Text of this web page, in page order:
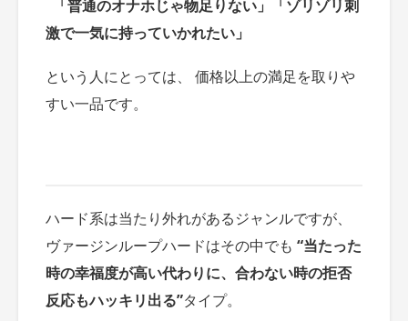
「普通のオナホじゃ物足りない」「ゾリゾリ刺
激で一気に持っていかれたい」
という人にとっては、 価格以上の満足を取りや
すい一品です。
ハード系は当たり外れがあるジャンルですが、
ヴァージンループハードはその中でも “当たった
時の幸福度が高い代わりに、合わない時の拒否
反応もハッキリ出る”タイプ。